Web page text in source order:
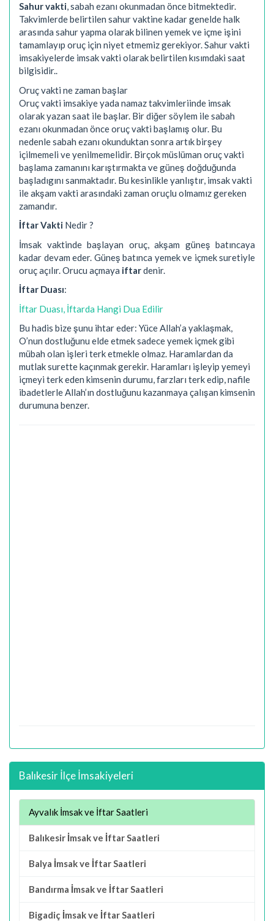
Sahur vakti, sabah ezanı okunmadan önce bitmektedir.
Takvimlerde belirtilen sahur vaktine kadar genelde halk
arasında sahur yapma olarak bilinen yemek ve içme işini
tamamlayıp oruç için niyet etmemiz gerekiyor. Sahur vakti
imsakiyelerde imsak vakti olarak belirtilen kısımdaki saat
bilgisidir..
Oruç vakti ne zaman başlar
Oruç vakti imsakiye yada namaz takvimleriinde imsak
olarak yazan saat ile başlar. Bir diğer söylem ile sabah
ezanı okunmadan önce oruç vakti başlamış olur. Bu
nedenle sabah ezanı okunduktan sonra artık birşey
içilmemeli ve yenilmemelidir. Birçok müslüman oruç vakti
başlama zamanını karıştırmakta ve güneş doğduğunda
başladıgını sanmaktadır. Bu kesinlikle yanlıştır, imsak vakti
ile akşam vakti arasındaki zaman oruçlu olmamız gereken
zamandır.
İftar Vakti Nedir ?
İmsak vaktinde başlayan oruç, akşam güneş batıncaya
kadar devam eder. Güneş batınca yemek ve içmek suretiyle
oruç açılır. Orucu açmaya iftardenir.
İftar Duası:
İftar Duası, İftarda Hangi Dua Edilir
Bu hadis bize şunu ihtar eder: Yüce Allah’a yaklaşmak,
O’nun dostluğunu elde etmek sadece yemek içmek gibi
mübah olan işleri terk etmekle olmaz. Haramlardan da
mutlak surette kaçınmak gerekir. Haramları işleyip yemeyi
içmeyi terk eden kimsenin durumu, farzları terk edip, nafile
ibadetlerle Allah’ın dostluğunu kazanmaya çalışan kimsenin
durumuna benzer.
Balıkesir İlçe İmsakiyeleri
Ayvalık İmsak ve İftar Saatleri
Balıkesir İmsak ve İftar Saatleri
Balya İmsak ve İftar Saatleri
Bandırma İmsak ve İftar Saatleri
Bigadiç İmsak ve İftar Saatleri